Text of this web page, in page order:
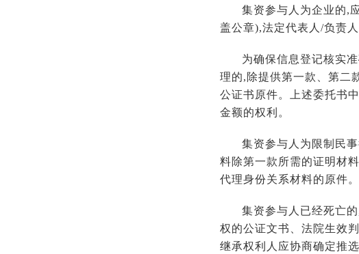
集资参与人为企业的,
盖公章),法定代表人/负责人
为确保信息登记核实
理的,除提供第一款、第二
公证书原件。上述委托书
金额的权利。
集资参与人为限制民
料除第一款所需的证明材
代理身份关系材料的原件。
集资参与人已经死亡
权的公证文书、法院生效
继承权利人应协商确定推